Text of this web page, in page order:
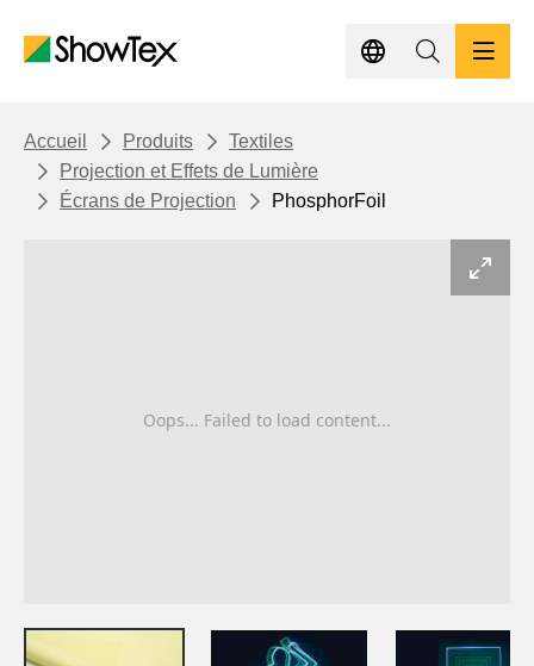
PRODUITS
PROJETS
Carrière
BREADCRUMB
Accueil Produits
Textiles
Projection et Effets de Lumière
Écrans de Projection
PhosphorFoil
Oops... Failed to load content...